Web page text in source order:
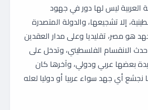
ليس لها دور في جهود
إلا تشجيعها، والدولة المتصدرة
هو مصر، تقليديا وعلى مدار العقدين
حدث الانقسام الفلسطيني، وتدخل على
بعضها عربي ودولي، وآخرها كان
نجشع أي جهد سواء عربيا أو دوليا لعله